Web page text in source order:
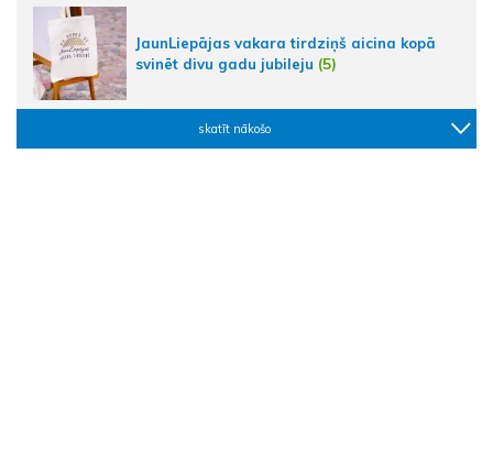
JaunLiepājas vakara tirdziņš aicina kopā
svinēt divu gadu jubileju (5)
skatīt nākošo